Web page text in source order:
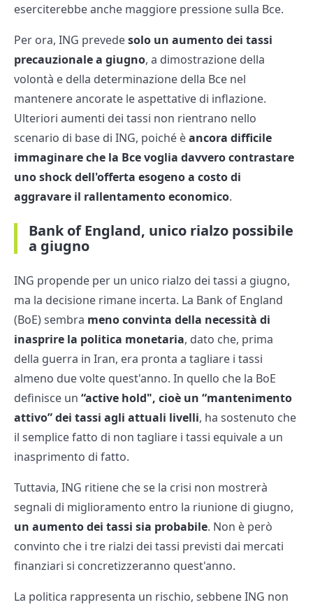
eserciterebbe anche maggiore pressione sulla Bce.
Per ora, ING prevedesolo un aumento dei tassi
precauzionale a giugno, a dimostrazione della
volontà e della determinazione della Bce nel
mantenere ancorate le aspettative di inflazione.
Ulteriori aumenti dei tassi non rientrano nello
scenario di base di ING, poiché èancora difficile
immaginare che la Bce voglia davvero contrastare
uno shock dell'offerta esogeno a costo di
aggravare il rallentamento economico.
Bank of England, unico rialzo possibile
a giugno
ING propende per un unico rialzo dei tassi a giugno,
ma la decisione rimane incerta. La Bank of England
(BoE) sembra meno convinta della necessità di
inasprire la politica monetaria, dato che, prima
della guerra in Iran, era pronta a tagliare i tassi
almeno due volte quest'anno. In quello che la BoE
definisce un “active hold", cioè un “mantenimento
attivo” dei tassi agli attuali livelli, ha sostenuto che
il semplice fatto di non tagliare i tassi equivale a un
inasprimento di fatto.
Tuttavia, ING ritiene che se la crisi non mostrerà
segnali di miglioramento entro la riunione di giugno,
un aumento dei tassi sia probabile. Non è però
convinto che i tre rialzi dei tassi previsti dai mercati
finanziari si concretizzeranno quest'anno.
La politica rappresenta un rischio, sebbene ING non